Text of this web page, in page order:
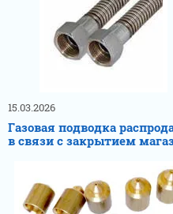
15.03.2026
Газовая подводка
в связи с закрытием